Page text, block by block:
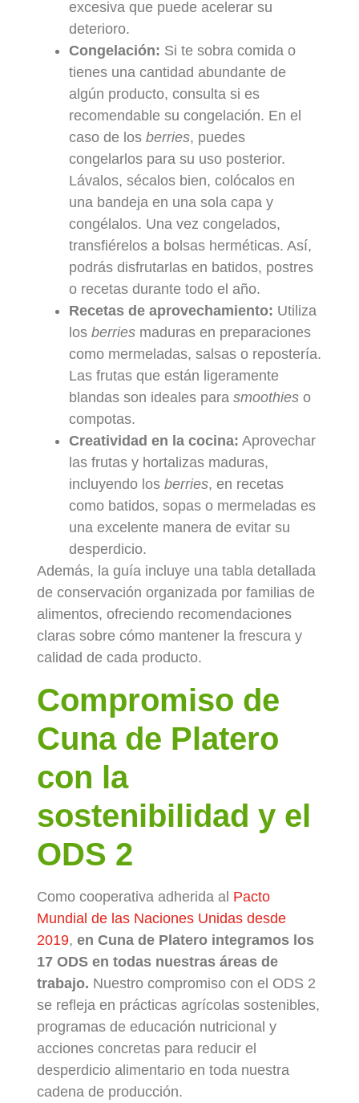
excesiva que puede acelerar su
deterioro.
Congelación: Si te sobra comida o
tienes una cantidad abundante de
algún producto, consulta si es
recomendable su congelación. En el
caso de los berries, puedes
congelarlos para su uso posterior.
Lávalos, sécalos bien, colócalos en
una bandeja en una sola capa y
congélalos. Una vez congelados,
transfiérelos a bolsas herméticas. Así,
podrás disfrutarlas en batidos, postres
o recetas durante todo el año.
Recetas de aprovechamiento: Utiliza
losberriesmaduras en preparaciones
como mermeladas, salsas o repostería.
Las frutas que están ligeramente
blandas son ideales para smoothieso
compotas.
Creatividad en la cocina: Aprovechar
las frutas y hortalizas maduras,
incluyendo los berries, en recetas
como batidos, sopas o mermeladas es
una excelente manera de evitar su
desperdicio.
Además, la guía incluye una tabla detallada
de conservación organizada por familias de
alimentos, ofreciendo recomendaciones
claras sobre cómo mantener la frescura y
calidad de cada producto.
Compromiso de
Cuna de Platero
con la
sostenibilidad y el
ODS 2
Como cooperativa adherida al Pacto
Mundial de las Naciones Unidas desde
2019, en Cuna de Platero integramos los
17 ODS en todas nuestras áreas de
trabajo. Nuestro compromiso con el ODS 2
se refleja en prácticas agrícolas sostenibles,
programas de educación nutricional y
acciones concretas para reducir el
desperdicio alimentario en toda nuestra
cadena de producción.